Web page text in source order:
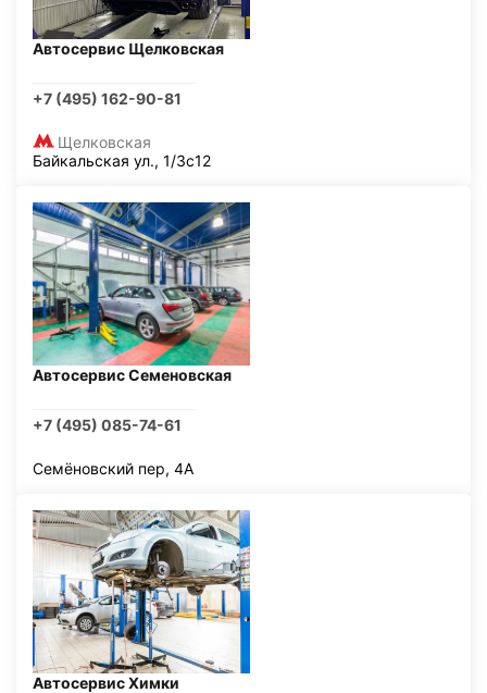
Автосервис Щелковская
+7 (495) 162-90-81
Щелковская
Байкальская ул., 1/3с12
Автосервис Семеновская
+7 (495) 085-74-61
Семёновский пер, 4А
Автосервис Химки